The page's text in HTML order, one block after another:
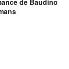
de Baudino